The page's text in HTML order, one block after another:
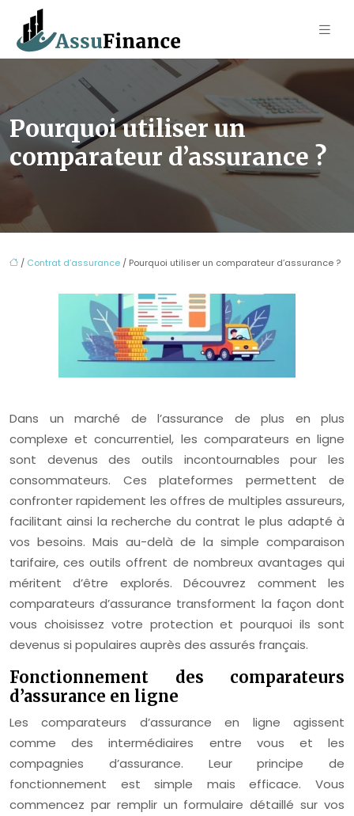
Pourquoi utiliser un
comparateur d’assurance ?
/ Contrat d’assurance / Pourquoi utiliser un comparateur d’assurance ?
Dans un marché de l’assurance de plus en plus
complexe et concurrentiel, les comparateurs en ligne
sont devenus des outils incontournables pour les
consommateurs. Ces plateformes permettent de
confronter rapidement les offres de multiples assureurs,
facilitant ainsi la recherche du contrat le plus adapté à
vos besoins. Mais au-delà de la simple comparaison
tarifaire, ces outils offrent de nombreux avantages qui
méritent d’être explorés. Découvrez comment les
comparateurs d’assurance transforment la façon dont
vous choisissez votre protection et pourquoi ils sont
devenus si populaires auprès des assurés français.
Fonctionnement des comparateurs
d’assurance en ligne
Les comparateurs d’assurance en ligne agissent
comme des intermédiaires entre vous et les
compagnies d’assurance. Leur principe de
fonctionnement est simple mais efficace. Vous
commencez par remplir un formulaire détaillé sur vos